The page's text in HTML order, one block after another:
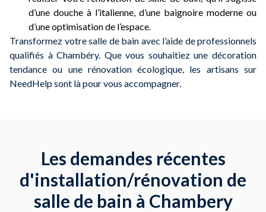
d’une douche à l’italienne, d’une baignoire moderne ou
d’une optimisation de l’espace.
Transformez votre salle de bain avec l’aide de professionnels
qualifiés à Chambéry. Que vous souhaitiez une décoration
tendance ou une rénovation écologique, les artisans sur
NeedHelp sont là pour vous accompagner.
Les demandes récentes
d'installation/rénovation de
salle de bain à Chambery